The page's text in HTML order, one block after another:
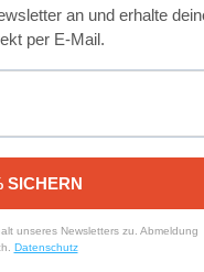
an und erhalte
per E-Mail.
SICHERN
unseres Newsletters zu. Abmeldung
Datenschutz